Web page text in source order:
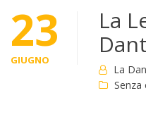
23
GIUGNO
La
La
Senza